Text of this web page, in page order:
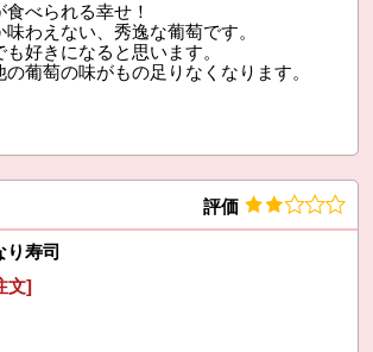
べられる幸せ！
わえない、秀逸な葡萄です。
好きになると思います。
葡萄の味がもの足りなくなります。
評価
り寿司
文]